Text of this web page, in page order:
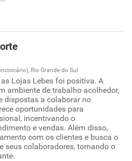
Rio Grande do Sul
Lojas Lebes foi positiva. A
ambiente de trabalho acolhedor,
dispostas a colaborar no
oportunidades para
incentivando o
e vendas. Além disso,
com os clientes e busca o
seus colaboradores, tornando o